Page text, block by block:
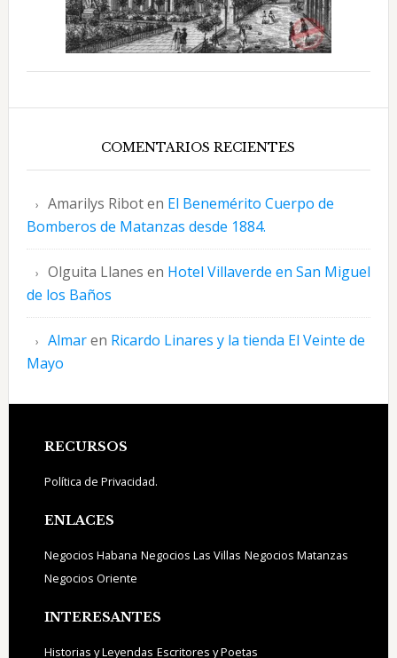
COMENTARIOS RECIENTES
Amarilys Riboten El Benemérito Cuerpo de
Bomberos de Matanzas desde 1884.
Olguita Llanes en Hotel Villaverde en San Miguel
de los Baños
Almaren Ricardo Linares y la tienda El Veinte de
Mayo
Footer
RECURSOS
Política de Privacidad.
ENLACES
Negocios Habana Negocios Las Villas Negocios Matanzas
Negocios Oriente
INTERESANTES
Historias y Leyendas Escritores y Poetas